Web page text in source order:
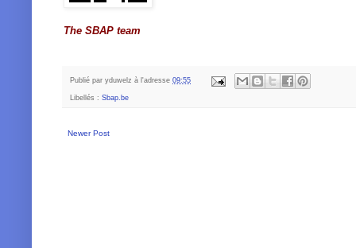
The SBAP team
Publié par yduwelz à l'adresse 09:55
Libellés : Sbap.be
Newer Post